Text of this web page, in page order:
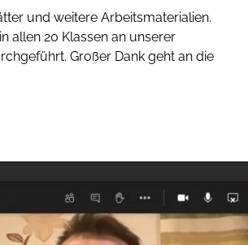
und weitere Arbeitsmaterialien.
allen 20 Klassen an unserer
Großer Dank geht an die